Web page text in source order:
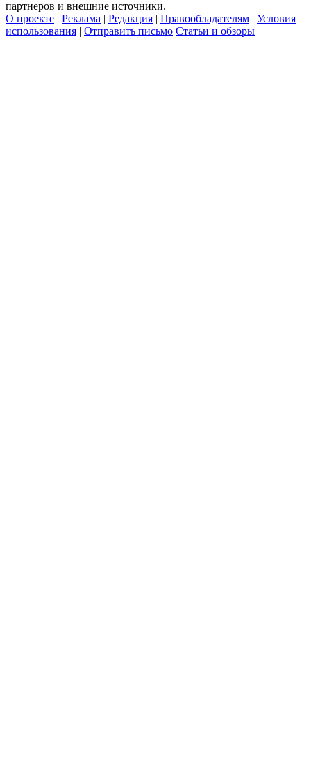
партнеров и внешние источники.
О проекте | Реклама | Редакция | Правообладателям | Условия
использования | Отправить письмо Статьи и обзоры